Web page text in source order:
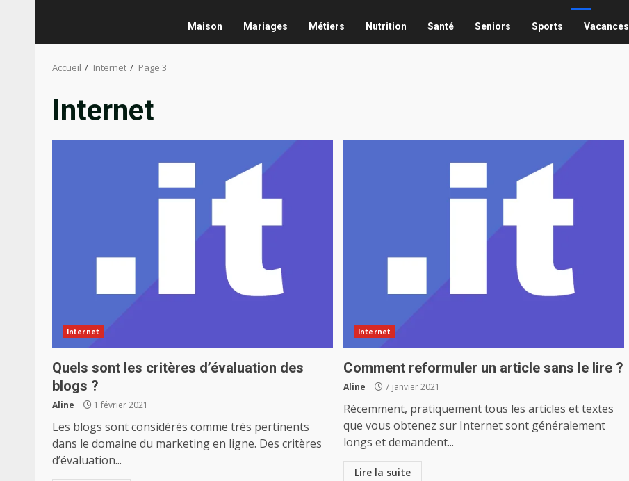
Maison Mariages Métiers Nutrition Santé Seniors Sports Vacances
Accueil Internet Page 3
Internet
Internet
Quels sont les critères d’évaluation des
blogs ?
Aline 1 février 2021
Les blogs sont considérés comme très pertinents
dans le domaine du marketing en ligne. Des critères
d’évaluation...
Internet
Comment reformuler un article sans le lire ?
Aline 7 janvier 2021
Récemment, pratiquement tous les articles et textes
que vous obtenez sur Internet sont généralement
longs et demandent...
Lire la suite